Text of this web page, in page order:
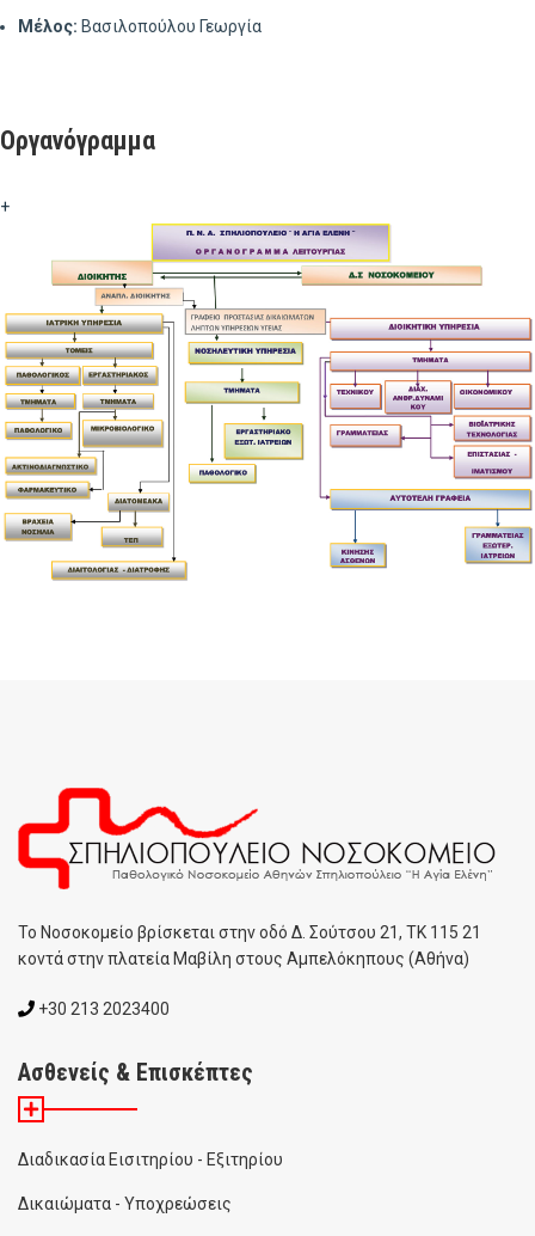
Μέλος: Βασιλοπούλου Γεωργία
Οργανόγραμμα
+
To Noσοκομείο βρίσκεται στην οδό Δ. Σούτσου 21, ΤΚ 115 21
κοντά στην πλατεία Μαβίλη στους Αμπελόκηπους (Αθήνα)
+30 213 2023400
Ασθενείς & Επισκέπτες
Διαδικασία Εισιτηρίου - Εξιτηρίου
Δικαιώματα - Υποχρεώσεις